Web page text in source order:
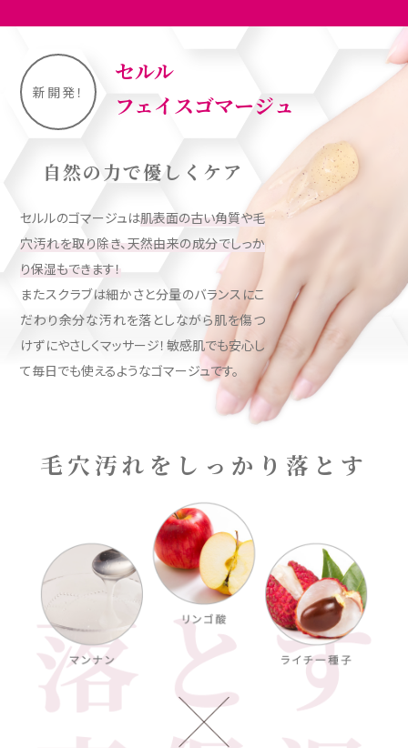
新開発！
セルル
フェイスゴマージュ
自然の力で優しくケア
セルルのゴマージュは肌表面の古い角質や毛
穴汚れを取り除き、天然由来の成分でしっか
り保湿もできます！
またスクラブは細かさと分量のバランスにこ
だわり余分な汚れを落としながら肌を傷つ
けずにやさしくマッサージ！敏感肌でも安心し
て毎日でも使えるようなゴマージュです。
毛穴汚れをしっかり落とす